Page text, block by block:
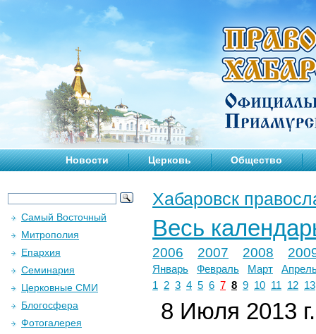
Новости Церковь Общество
Хабаровск
Весь
2006 2007 2008
Январь Февраль Март
1
2 3 4 5 6 7 8 9 10 11 12 13
8 Июля 2013 г.
Самый Восточный
Митрополия
Епархия
Семинария
Церковные СМИ
Блогосфера
Фотогалерея